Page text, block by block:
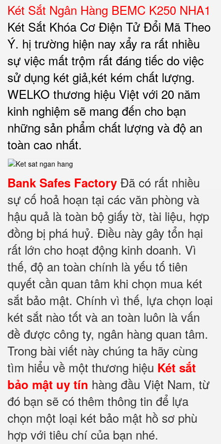
Két Sắt Ngân Hàng BEMC K250 NHA1
Két Sắt Khóa Cơ Điện Tử Đổi Mã Theo
Ý. hị trường hiện nay xẩy ra rất nhiều
sự việc mất trộm rất đáng tiếc do việc
sử dụng két giả,két kém chất lượng.
WELKO thương hiệu Việt với 20 năm
kinh nghiệm sẽ mang đến cho bạn
những sản phẩm chất lượng và độ an
toàn cao nhất.
Bank Safes Factory Đã có rất nhiều
sự cố hoả hoạn tại các văn phòng và
hậu quả là toàn bộ giấy tờ, tài liệu, hợp
đồng bị phá huỷ. Điều này gây tổn hại
rất lớn cho hoạt động kinh doanh. Vì
thế, độ an toàn chính là yếu tố tiên
quyết cần quan tâm khi chọn mua két
sắt bảo mật. Chính vì thế, lựa chọn loại
két sắt nào tốt và an toàn luôn là vấn
đề được công ty, ngân hàng quan tâm.
Trong bài viết này chúng ta hãy cùng
tìm hiểu về một thương hiệu Két sắt
bảo mật uy tín hàng đầu Việt Nam, từ
đó bạn sẽ có thêm thông tin để lựa
chọn một loại két bảo mật hồ sơ phù
hợp với tiêu chí của bạn nhé.